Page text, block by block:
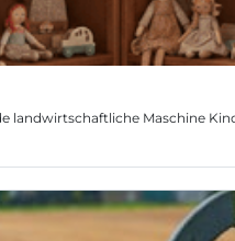
landwirtschaftliche Maschine